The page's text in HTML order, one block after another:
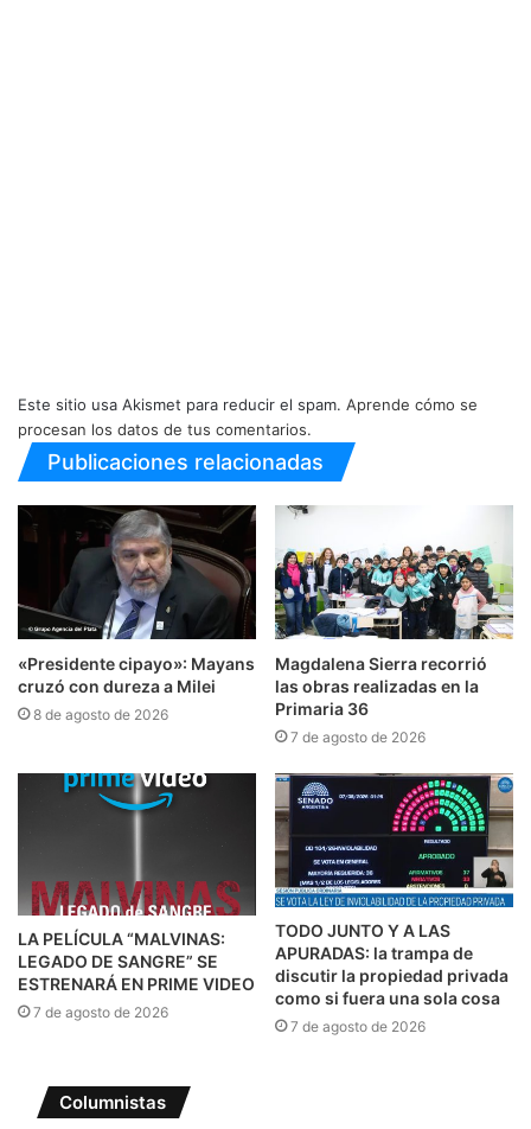
Este sitio usa Akismet para reducir el spam. Aprende cómo se
procesan los datos de tus comentarios.
Publicaciones relacionadas
«Presidente cipayo»: Mayans
cruzó con dureza a Milei
8 de agosto de 2026
Magdalena Sierra recorrió
las obras realizadas en la
Primaria 36
7 de agosto de 2026
LA PELÍCULA “MALVINAS:
LEGADO DE SANGRE” SE
ESTRENARÁ EN PRIME VIDEO
7 de agosto de 2026
TODO JUNTO Y A LAS
APURADAS: la trampa de
discutir la propiedad privada
como si fuera una sola cosa
7 de agosto de 2026
Columnistas